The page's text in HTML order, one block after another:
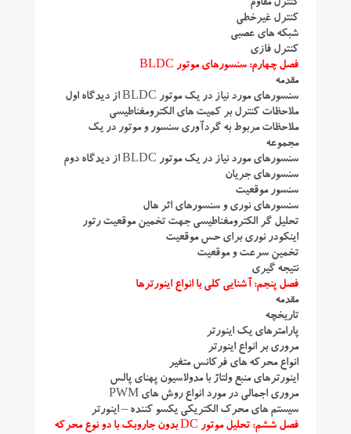
کنترل مقاوم
کنترل غیرخطی
شبکه های عصبی
کنترل فازی
فصل چهارم: سنسورهای موتور BLDC
مقدمه
سنسورهای مورد نیاز در یک موتور BLDC از دیدگاه اول
ملاحظات کنترل بر کمیت های الکترومغناطیسی
ملاحظات مربوط به گردآوری سنسور و موتور در یک
مجموعه
سنسورهای مورد نیاز در یک موتور BLDC از دیدگاه دوم
سنسورهای جریان
سنسور موقعیت
سنسورهای نوری و سنسورهای اثر هال
تحلیل گر الکترومغناطیسی جهت تخمین موقعیت رتور
اینکودر نوری برای حس موقعیت
تخمین سرعت و موقعیت
نتیجه گیری
فصل پنجم: آشنایی کلی با انواع اینورترها
مقدمه
تاریخچه
پارامترهای یک اینورتر
مروری بر انواع اینورتر
انواع محرکه های فرکانس متغیر
اینورترهای منبع ولتاژ با مدولاسیون پهنای پالس
مروری اجمالی در مورد انواع روش های PWM
سیستم های محرک الکتریکی یکسو کننده – اینورتر
فصل ششم: تحلیل موتور DC بدون جاروبک با دو نوع محرکه